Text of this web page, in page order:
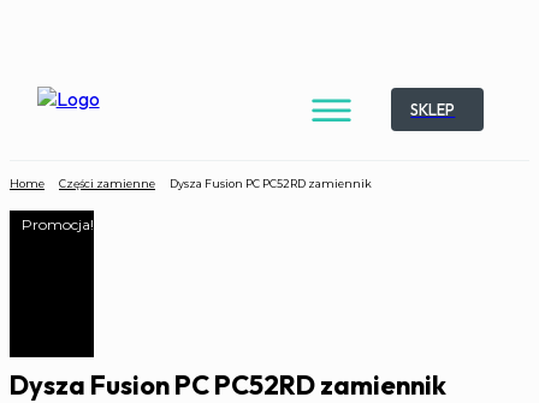
SKLEP
Home Części zamienne Dysza Fusion PC PC52RD zamiennik
Promocja!
Dysza Fusion PC PC52RD zamiennik